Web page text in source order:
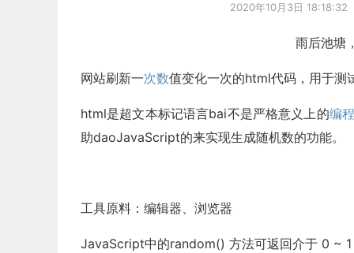
2020年10月3日 18:18:32
雨后池塘
网站刷新一次数值变化一次的html代码，用于测
html是超文本标记语言bai不是严格意义上的编程
助daoJavaScript的来实现生成随机数的功能。
工具原料：编辑器、浏览器
JavaScript中的random() 方法可返回介于 0 ~